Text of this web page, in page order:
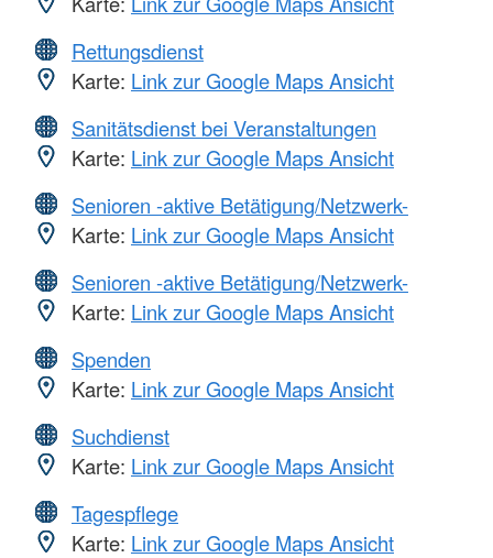
Rettungsdienst
Karte: Link zur Google Maps Ansicht
Sanitätsdienst bei Veranstaltungen
Karte: Link zur Google Maps Ansicht
Senioren -aktive Betätigung/Netzwerk-
Karte: Link zur Google Maps Ansicht
Senioren -aktive Betätigung/Netzwerk-
Karte: Link zur Google Maps Ansicht
Spenden
Karte: Link zur Google Maps Ansicht
Suchdienst
Karte: Link zur Google Maps Ansicht
Tagespflege
Karte: Link zur Google Maps Ansicht